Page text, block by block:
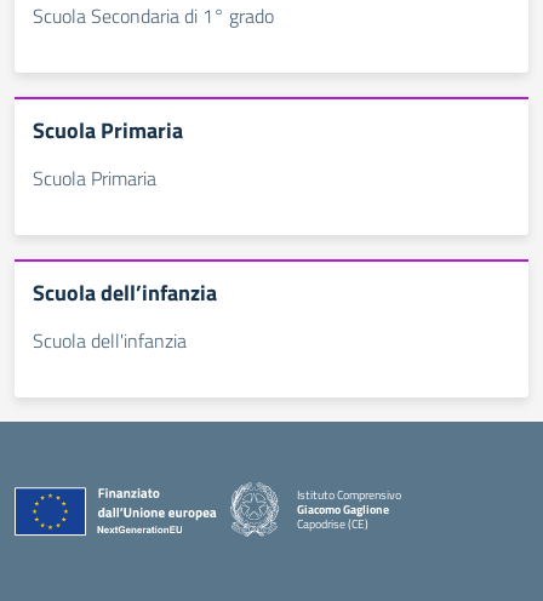
Scuola Secondaria di 1° grado
Scuola Primaria
Scuola Primaria
Scuola dell’infanzia
Scuola dell'infanzia
Istituto Comprensivo
Giacomo Gaglione
Capodrise (CE)
— Visita la pagina iniziale della scuola